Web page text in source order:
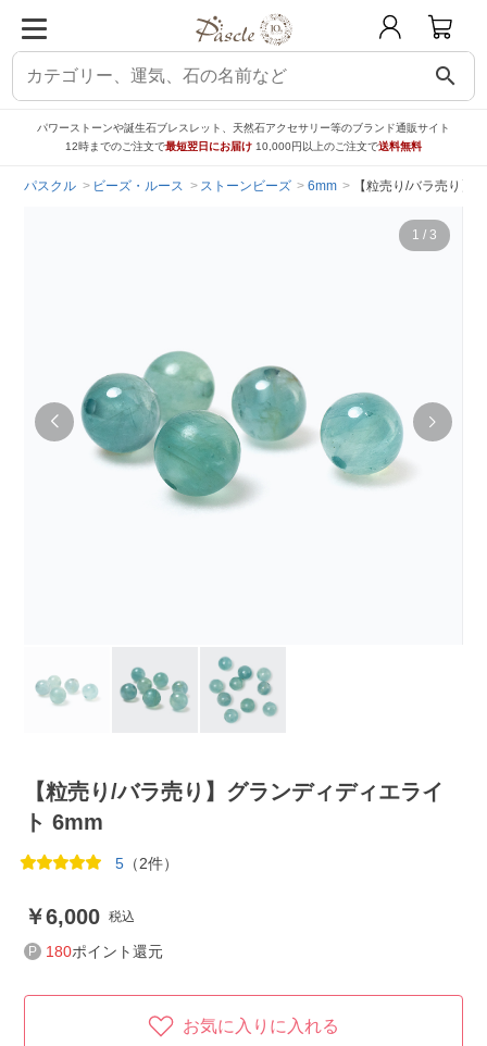
search
パワーストーンや誕生石ブレスレット、天然石アクセサリー等のブランド通販サイト
12時までのご注文で最短翌日にお届け 10,000円以上のご注文で送料無料
パスクル ビーズ・ルース ストーンビーズ 6mm 【粒売り/バラ売り】
1 / 3
【粒売り/バラ売り】グランディディエライ
ト 6mm
5 （2件）
6,000 税込
180ポイント還元
お気に入りに入れる